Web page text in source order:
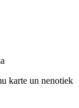
karte un nenotiek